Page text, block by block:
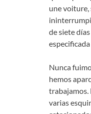
une voiture
de siete
Nunca
hemos
trabajamos.
varias